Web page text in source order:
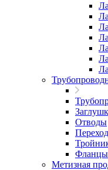
Отводы
Фланцы
Метизная